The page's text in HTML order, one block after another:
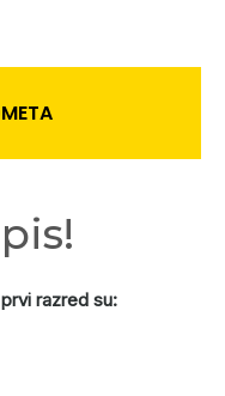
razred su: